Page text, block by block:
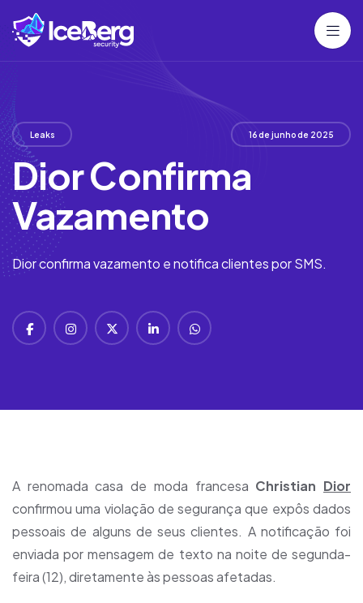
Leaks 16 de junho de 2025
Dior Confirma
Vazamento
Dior confirma vazamento e notifica clientes por SMS.
A renomada casa de moda francesa Christian Dior
confirmou uma violação de segurança que expôs dados
pessoais de alguns de seus clientes. A notificação foi
enviada por mensagem de texto na noite de segunda-
feira (12), diretamente às pessoas afetadas.